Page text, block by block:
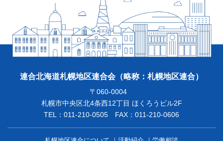
連合北海道札幌地区連合会（略称：札幌地区連合）
〒060-0004
札幌市中央区北4条西12丁目 ほくろうビル2F
TEL：011-210-0505 FAX：011-210-0606